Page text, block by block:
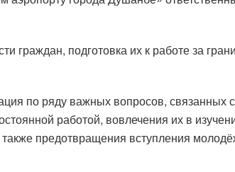
подготовка их к работе за
по ряду важных вопросов, связанных
работой, вовлечения их в
предотвращения вступления